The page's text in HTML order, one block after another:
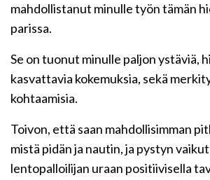
mahdollistanut minulle työn tämän
parissa.
Se on tuonut minulle paljon ystäviä,
kasvattavia kokemuksia, sekä
kohtaamisia.
Toivon, että saan mahdollisimman
mistä pidän ja nautin, ja pystyn
lentopalloilijan uraan positiivisella